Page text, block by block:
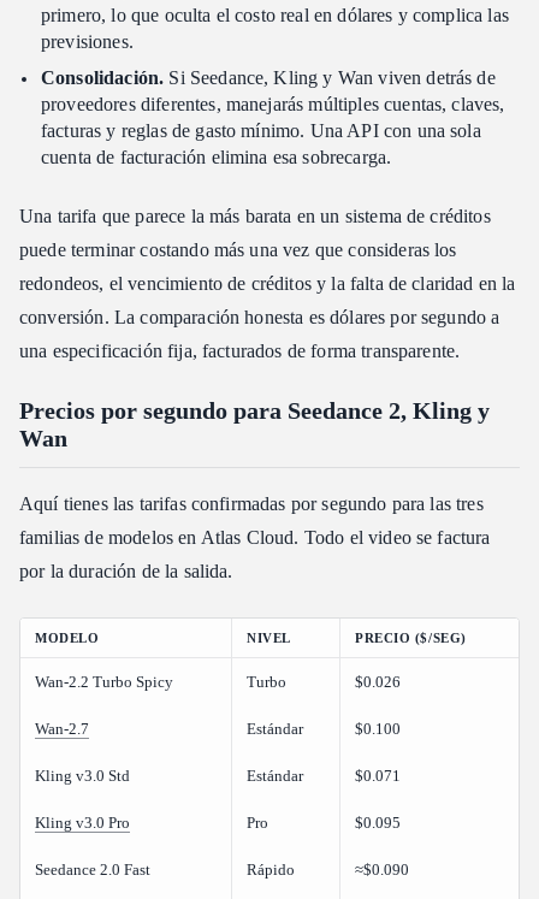
primero, lo que oculta el costo real en dólares y complica las
previsiones.
Consolidación. Si Seedance, Kling y Wan viven detrás de
proveedores diferentes, manejarás múltiples cuentas, claves,
facturas y reglas de gasto mínimo. Una API con una sola
cuenta de facturación elimina esa sobrecarga.
Una tarifa que parece la más barata en un sistema de créditos
puede terminar costando más una vez que consideras los
redondeos, el vencimiento de créditos y la falta de claridad en la
conversión. La comparación honesta es dólares por segundo a
una especificación fija, facturados de forma transparente.
Precios por segundo para Seedance 2, Kling y
Wan
Aquí tienes las tarifas confirmadas por segundo para las tres
familias de modelos en Atlas Cloud. Todo el video se factura
por la duración de la salida.
MODELO NIVEL PRECIO ($/SEG)
Wan-2.2 Turbo Spicy Turbo $0.026
Wan-2.7 Estándar $0.100
Kling v3.0 Std Estándar $0.071
Kling v3.0 Pro Pro $0.095
Seedance 2.0 Fast Rápido ≈$0.090